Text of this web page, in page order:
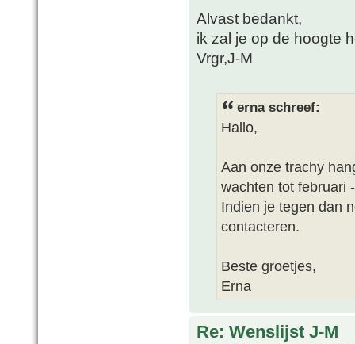
Alvast bedankt,
ik zal je op de hoogte
Vrgr,J-M
erna schreef:
Hallo,
Aan onze trachy
wachten tot februari
Indien je tegen dan
contacteren.
Beste groetjes,
Erna
Re: Wenslijst J-M